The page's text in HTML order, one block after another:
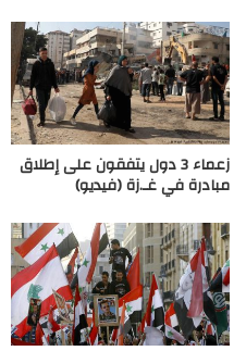
زعماء 3 دول يتفقون على إطلاق
مبادرة في غـ.زة (فيديو)